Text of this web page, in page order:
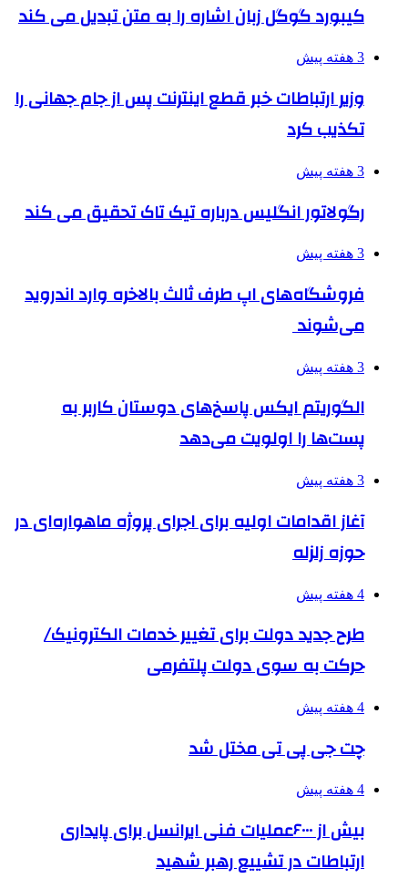
کیبورد گوگل زبان اشاره را به متن تبدیل می کند
3 هفته پیش
وزیر ارتباطات خبر قطع اینترنت پس از جام جهانی را
تکذیب کرد
3 هفته پیش
رگولاتور انگلیس درباره تیک تاک تحقیق می کند
3 هفته پیش
فروشگاه‌های اپ طرف ثالث بالاخره وارد اندروید
می‌شوند
3 هفته پیش
الگوریتم ایکس پاسخ‌های دوستان کاربر به
پست‌ها را اولویت می‌دهد
3 هفته پیش
آغاز اقدامات اولیه برای اجرای پروژه ماهواره‌ای در
حوزه زلزله
4 هفته پیش
طرح جدید دولت برای تغییر خدمات الکترونیک/
حرکت به سوی دولت پلتفرمی
4 هفته پیش
چت جی پی تی مختل شد
4 هفته پیش
بیش از ۶۰۰۰عملیات فنی ایرانسل برای پایداری
ارتباطات در تشییع رهبر شهید